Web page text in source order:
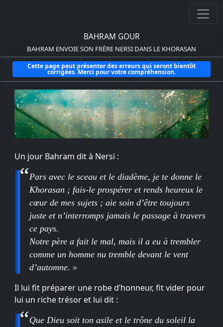
BAHRAM GOUR
BAHRAM ENVOIE SON FRÈRE NERSI DANS LE KHORASAN
Cette page peut présenter des erreurs qui seront bientôt
corrigées. Merci pour votre compréhension.
Un jour Bahram dit à Nersi :
Pars avec le sceau et le diadème, je te donne le
Khorasan ; fais-le prospérer et rends heureux le
cœur de mes sujets ; aie soin d’être toujours
juste et n’interromps jamais le passage à travers
ce pays.
Notre père a fait le mal, mais il a eu à trembler
comme un homme nu tremble devant le vent
d’automne. »
Il lui fit préparer une robe d’honneur, fit vider pour
lui un riche trésor et lui dit :
Que Dieu soit ton asile et le trône du soleil la